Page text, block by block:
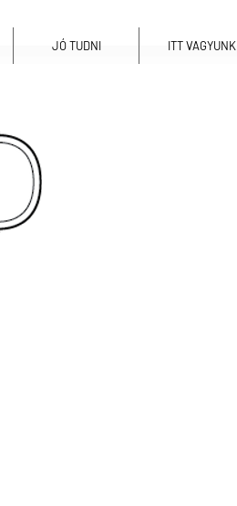
JÓ TUDNI ITT VAGYUNK